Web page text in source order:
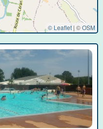
© Leaflet | ©OSM